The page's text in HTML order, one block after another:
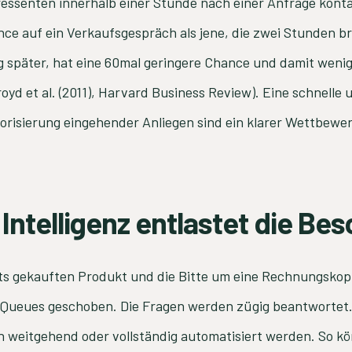
auf ein Verkaufsgespräch als jene, die zwei Stunden
hat eine 60mal geringere Chance und damit
et al. (2011), Harvard Business Review). Eine schnelle
eingehender Anliegen sind ein klarer
entlastet die
gekauften Produkt und die Bitte um eine
geschoben. Die Fragen werden zügig
weitgehend oder vollständig automatisiert werden. So